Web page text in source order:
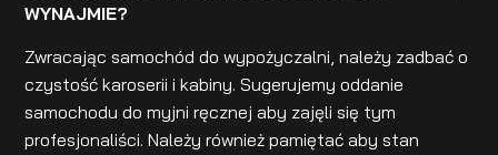
WYNAJMIE?
Zwracając samochód do wypożyczalni, należy zadbać o
czystość karoserii i kabiny. Sugerujemy oddanie
samochodu do myjni ręcznej aby zajęli się tym
profesjonaliści. Należy również pamiętać aby stan